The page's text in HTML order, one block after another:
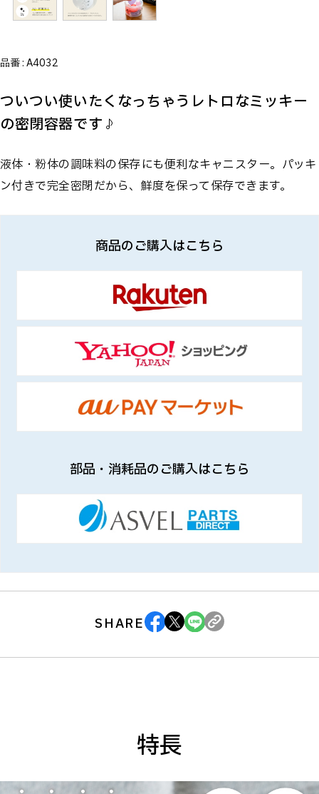
品番 :A4032
ついつい使いたくなっちゃうレトロなミッキー
の密閉容器です♪
液体・粉体の調味料の保存にも便利なキャニスター。パッキ
ン付きで完全密閉だから、鮮度を保って保存できます。
商品のご購入はこちら
部品・消耗品のご購入はこちら
SHARE
特長